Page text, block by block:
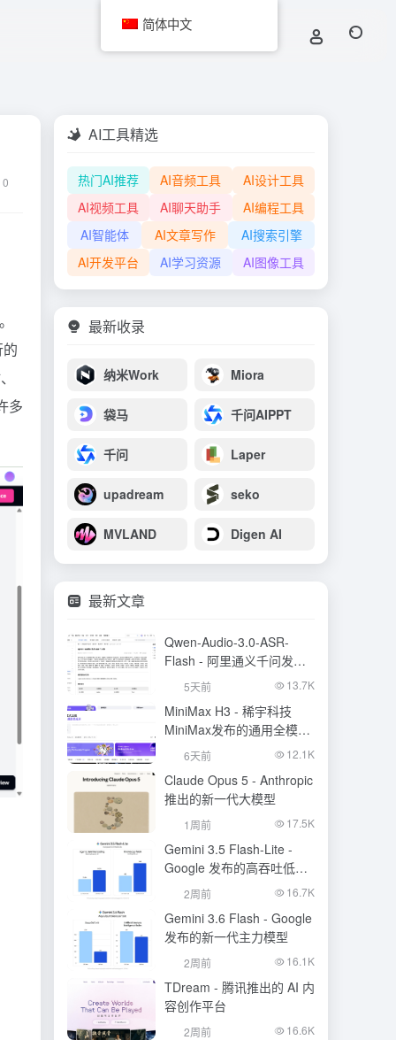
0
多
AI工具精选
热门AI推荐 AI音频工具
AI设计工具
AI视频工具
AI聊天助手
AI编程工具
AI智能体
AI文章写作
AI搜索引擎
AI开发平台
AI学习资源 AI图像工具
最新收录
纳米Work Miora
袋马 千问AIPPT
千问 Laper
upadream seko
MVLAND Digen AI
最新文章
Qwen-Audio-3.0-ASR-
Flash - 阿里通义千问发布
的语音识别大模型
5天前 13.7K
MiniMax H3 - 稀宇科技
MiniMax发布的通用全模态
生成模型
6天前 12.1K
Claude Opus 5 - Anthropic
推出的新一代大模型
1周前 17.5K
Gemini 3.5 Flash-Lite -
Google 发布的高吞吐低成
本模型
2周前 16.7K
Gemini 3.6 Flash - Google
发布的新一代主力模型
2周前 16.1K
TDream - 腾讯推出的 AI 内
容创作平台
2周前 16.6K
简体中文